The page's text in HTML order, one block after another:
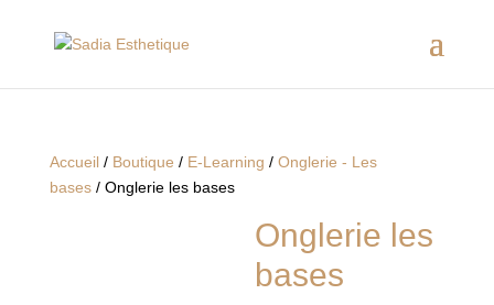
Accueil/ Boutique / E-Learning / Onglerie - Les
bases/ Onglerie les bases
Onglerie les
bases